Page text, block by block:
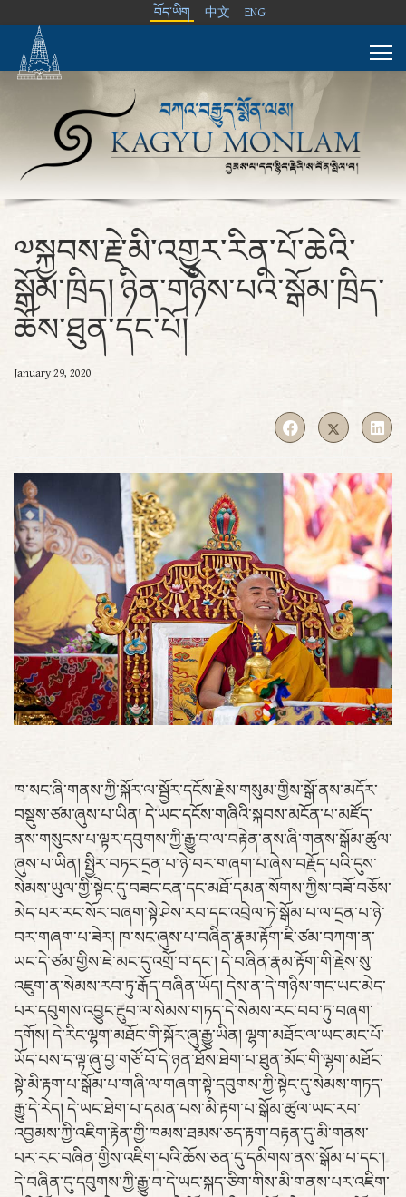
བོད་ཡིག 中文 ENG
༧སྐྱབས་རྗེ་མི་འགྱུར་རིན་པོ་ཆེའི་
སྒོམ་ཁྲིད། ཉིན་གཉིས་པའི་སྒོམ་ཁྲིད་
ཆོས་ཐུན་དང་པོ།
January 29, 2020
ཁ་སང་ཞི་གནས་ཀྱི་སྐོར་ལ་སྦྱོར་དངོས་རྗེས་གསུམ་གྱིས་སྒོ་ནས་མདོར་
བསྡུས་ཙམ་ཞུས་པ་ཡིན། དེ་ཡང་དངོས་གཞིའི་སྐབས་མངོན་པ་མཛོད་
ནས་གསུངས་པ་ལྟར་དབུགས་ཀྱི་རྒྱུ་བ་ལ་བརྟེན་ནས་ཞི་གནས་སྒོམ་ཚུལ་
ཞུས་པ་ཡིན། སྤྱིར་བཏང་དྲན་པ་ཉེ་བར་གཞག་པ་ཞེས་བརྗོད་པའི་དུས་
སེམས་ཡུལ་གྱི་སྟེང་དུ་བཟང་ངན་དང་མཐོ་དམན་སོགས་ཀྱིས་བཟོ་བཅོས་
མེད་པར་རང་སོར་བཞག་སྟེ་ཤེས་རབ་དང་འབྲེལ་ཏེ་སྒོམ་པ་ལ་དྲན་པ་ཉེ་
བར་གཞག་པ་ཟེར། ཁ་སང་ཞུས་པ་བཞིན་རྣམ་རྟོག་ཇི་ཙམ་བཀག་ན་
ཡང་དེ་ཙམ་གྱིས་ཇེ་མང་དུ་འགྲོ་བ་དང་། དེ་བཞིན་རྣམ་རྟོག་གི་རྗེས་སུ་
འཇུག་ན་སེམས་རབ་ཏུ་རྒོད་བཞིན་ཡོད། དེས་ན་དེ་གཉིས་གང་ཡང་མེད་
པར་དབུགས་འབྱུང་རྔུབ་ལ་སེམས་གཏད་དེ་སེམས་རང་བབ་ཏུ་བཞག་
དགོས། དེ་རིང་ལྷག་མཐོང་གི་སྐོར་ཞུ་རྒྱུ་ཡིན། ལྷག་མཐོང་ལ་ཡང་མང་པོ་
ཡོད་པས་ད་ལྟ་ཞུ་བྱ་གཙོ་བོ་དེ་ཉན་ཐོས་ཐེག་པ་ཐུན་མོང་གི་ལྷག་མཐོང་
སྟེ་མི་རྟག་པ་སྒོམ་པ་གཞི་ལ་གཞག་སྟེ་དབུགས་ཀྱི་སྟེང་དུ་སེམས་གཏད་
རྒྱུ་དེ་རེད། དེ་ཡང་ཐེག་པ་དམན་པས་མི་རྟག་པ་སྒོམ་ཚུལ་ཡང་རབ་
འབྱམས་ཀྱི་འཇིག་རྟེན་གྱི་ཁམས་ཐམས་ཅད་རྟག་བརྟན་དུ་མི་གནས་
པར་རང་བཞིན་གྱིས་འཇིག་པའི་ཆོས་ཅན་དུ་དམིགས་ནས་སྒོམ་པ་དང་།
དེ་བཞིན་དུ་དབུགས་ཀྱི་རྒྱུ་བ་དེ་ཡང་སྐད་ཅིག་གིས་མི་གནས་པར་འཇིག་